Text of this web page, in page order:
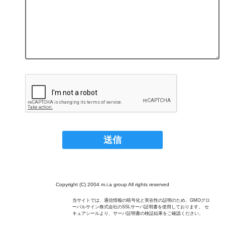
Copyright (C) 2004 m.i.a group All rights reserved
当サイトでは、通信情報の暗号化と実在性の証明のため、GMOグロ
ーバルサイン株式会社のSSLサーバ証明書を使用しております。 セ
キュアシールより、サーバ証明書の検証結果をご確認ください。